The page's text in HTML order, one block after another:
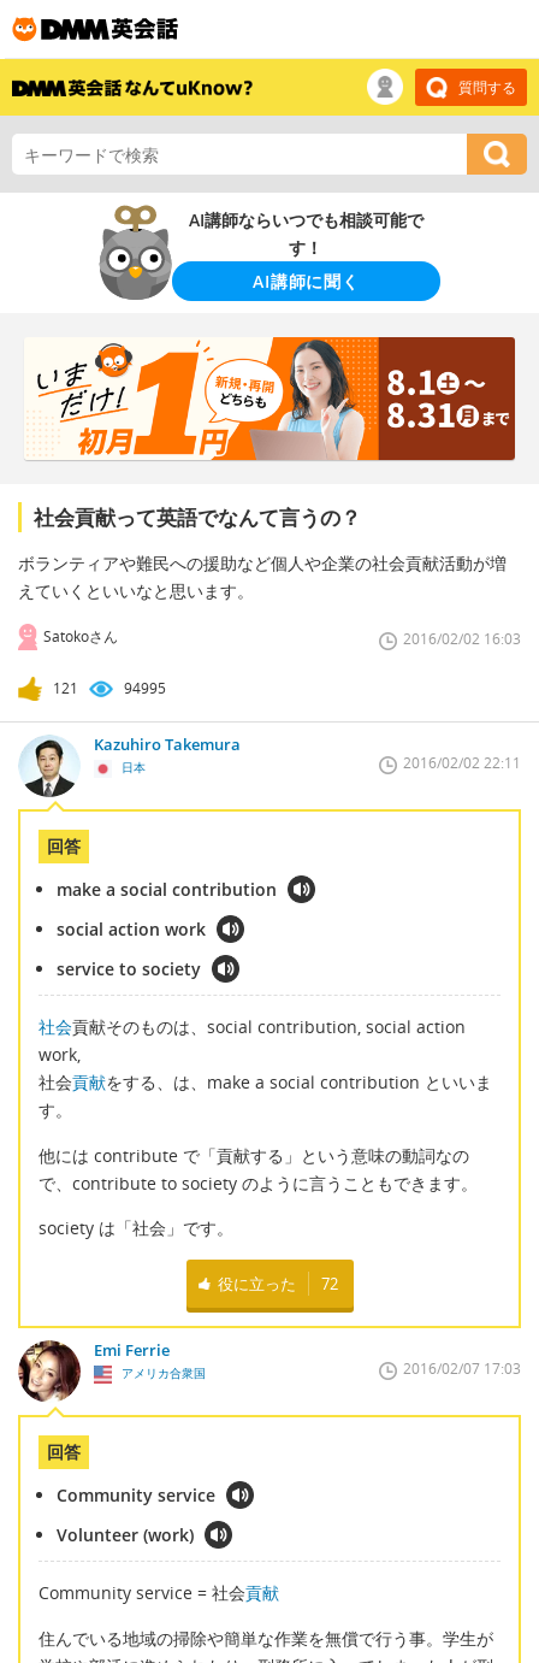
質問する
AI講師ならいつでも相談可能で
す！
AI講師に聞く
社会貢献って英語でなんて言うの？
ボランティアや難民への援助など個人や企業の社会貢献活動が増
えていくといいなと思います。
Satokoさん 2016/02/02 16:03
121 94995
Kazuhiro Takemura
日本 2016/02/02 22:11
回答
make a social contribution
social action work
service to society
社会貢献そのものは、social contribution, social action
work,
社会貢献をする、は、make a social contribution といいま
す。
他には contribute で「貢献する」という意味の動詞なの
で、contribute to society のように言うこともできます。
society は「社会」です。
役に立った 72
Emi Ferrie
アメリカ合衆国 2016/02/07 17:03
回答
Community service
Volunteer (work)
Community service = 社会貢献
住んでいる地域の掃除や簡単な作業を無償で行う事。学生が